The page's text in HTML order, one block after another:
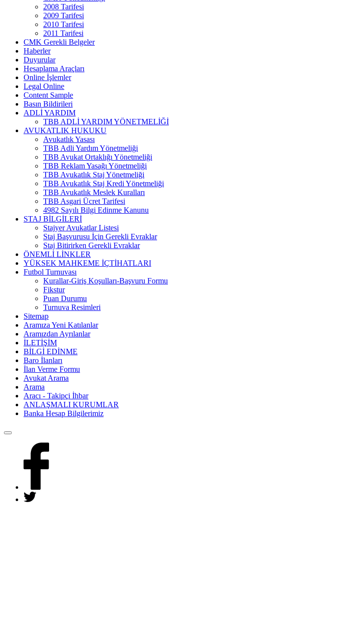
2008 Tarifesi
2009 Tarifesi
2010 Tarifesi
2011 Tarifesi
CMK Gerekli Belgeler
Haberler
Duyurular
Hesaplama Araçları
Online İşlemler
Legal Online
Content Sample
Basın Bildirileri
ADLİ YARDIM
TBB ADLİ YARDIM YÖNETMELİĞİ
AVUKATLIK HUKUKU
Avukatlık Yasası
TBB Adli Yardım Yönetmeliği
TBB Avukat Ortaklığı Yönetmeliği
TBB Reklam Yasağı Yönetmeliği
TBB Avukatlık Staj Yönetmeliği
TBB Avukatlık Staj Kredi Yönetmeliği
TBB Avukatlık Meslek Kuralları
TBB Asgari Ücret Tarifesi
4982 Sayılı Bilgi Edinme Kanunu
STAJ BİLGİLERİ
Stajyer Avukatlar Listesi
Staj Başvurusu İçin Gerekli Evraklar
Staj Bitirirken Gerekli Evraklar
ÖNEMLİ LİNKLER
YÜKSEK MAHKEME İÇTİHATLARI
Futbol Turnuvası
Kurallar-Giriş Koşulları-Başvuru Formu
Fikstur
Puan Durumu
Turnuva Resimleri
Sitemap
Aramıza Yeni Katılanlar
Aramızdan Ayrılanlar
İLETİŞİM
BİLGİ EDİNME
Baro İlanları
İlan Verme Formu
Avukat Arama
Arama
Aracı - Takipçi İhbar
ANLAŞMALI KURUMLAR
Banka Hesap Bilgilerimiz